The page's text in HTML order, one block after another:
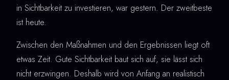
in Sichtbarkeit zu investieren, war gestern. Der zweitbeste
ist heute.
Zwischen den Maßnahmen und den Ergebnissen liegt oft
etwas Zeit. Gute Sichtbarkeit baut sich auf, sie lässt sich
nicht erzwingen. Deshalb wird von Anfang an realistisch